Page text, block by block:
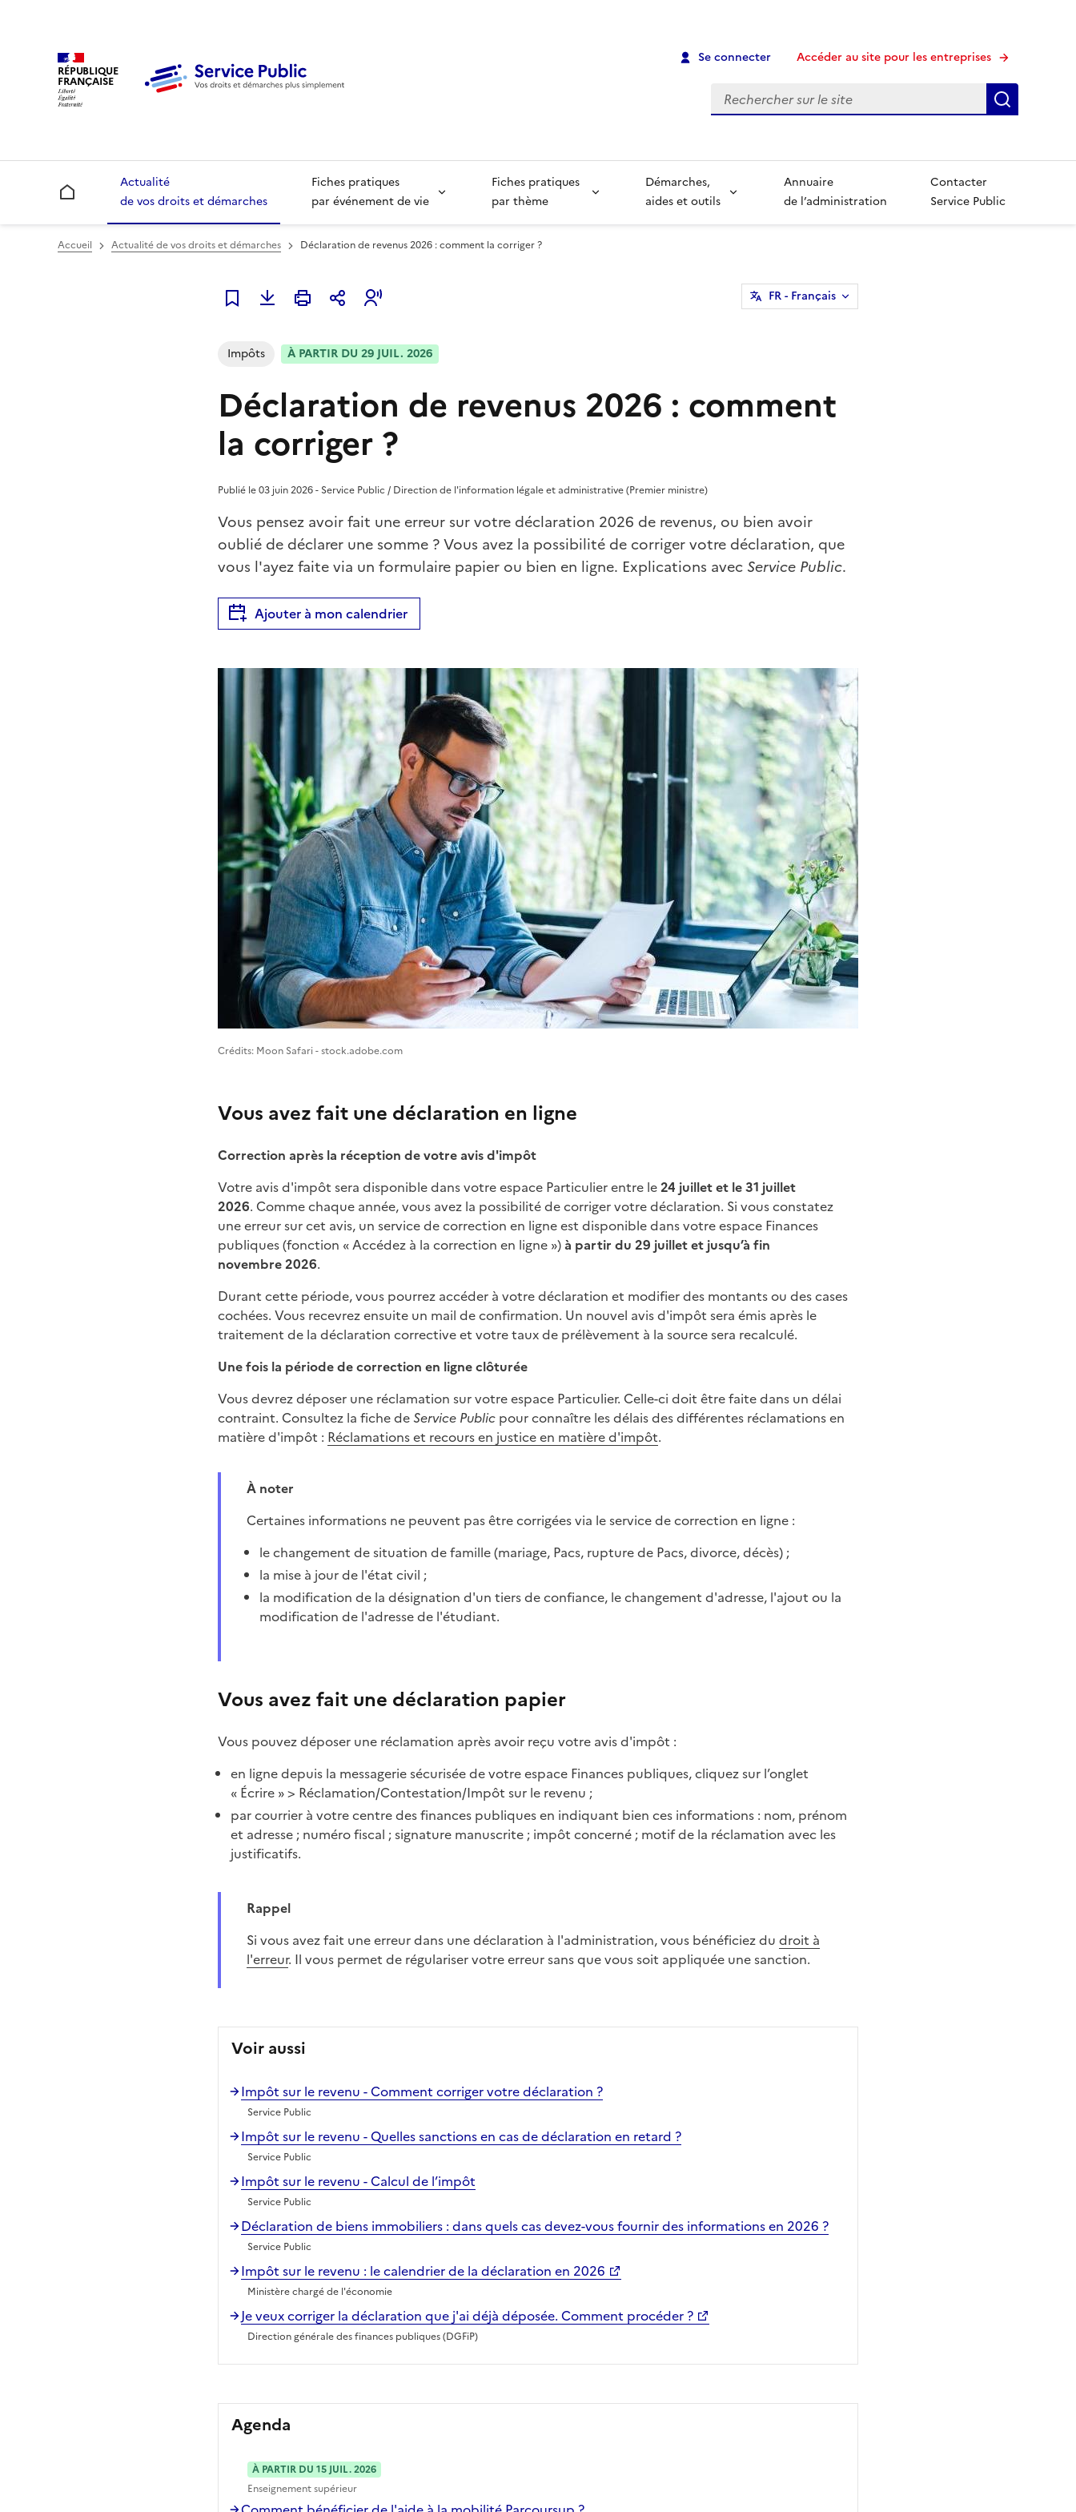
RÉPUBLIQUE
FRANÇAISE
Se connecter Accéder au site pour les entreprises
Recherche
Accueil
Actualité
de vos droits et démarches
Fiches pratiques
par événement de vie
Fiches pratiques
par thème
Démarches,
aides et outils
Annuaire
de l’administration
Contacter
Service Public
Accueil Actualité de vos droits et démarches Déclaration de revenus 2026 : comment la corriger ?
Ajouter à mes alertes
FR- Français
Impôts À PARTIR DU 29 JUIL. 2026
Déclaration de revenus 2026 : comment
la corriger ?
Publié le 03 juin 2026 - Service Public / Direction de l'information légale et administrative (Premier ministre)
Vous pensez avoir fait une erreur sur votre déclaration 2026 de revenus, ou bien avoir
oublié de déclarer une somme ? Vous avez la possibilité de corriger votre déclaration, que
vous l'ayez faite via un formulaire papier ou bien en ligne. Explications avec Service Public.
Ajouter à mon calendrier
Image 1
Crédits: Moon Safari - stock.adobe.com
Vous avez fait une déclaration en ligne
Correction après la réception de votre avis d'impôt
Votre avis d'impôt sera disponible dans votre espace Particulier entre le24 juillet et le 31 juillet
2026. Comme chaque année, vous avez la possibilité de corriger votre déclaration. Si vous constatez
une erreur sur cet avis, un service de correction en ligne est disponible dans votre espace Finances
publiques (fonction « Accédez à la correction en ligne »)à partir du 29 juillet et jusqu’à fin
novembre 2026.
Durant cette période, vous pourrez accéder à votre déclaration et modifier des montants ou des cases
cochées. Vous recevrez ensuite un mail de confirmation. Un nouvel avis d'impôt sera émis après le
traitement de la déclaration corrective et votre taux de prélèvement à la source sera recalculé.
Une fois la période de correction en ligne clôturée
Vous devrez déposer une réclamation sur votre espace Particulier. Celle-ci doit être faite dans un délai
contraint. Consultez la fiche de Service Public pour connaître les délais des différentes réclamations en
matière d'impôt : Réclamations et recours en justice en matière d'impôt.
À noter
Certaines informations ne peuvent pas être corrigées via le service de correction en ligne :
le changement de situation de famille (mariage, Pacs, rupture de Pacs, divorce, décès) ;
la mise à jour de l'état civil ;
la modification de la désignation d'un tiers de confiance, le changement d'adresse, l'ajout ou la
modification de l'adresse de l'étudiant.
Vous avez fait une déclaration papier
Vous pouvez déposer une réclamation après avoir reçu votre avis d'impôt :
en ligne depuis la messagerie sécurisée de votre espace Finances publiques, cliquez sur l’onglet
« Écrire » > Réclamation/Contestation/Impôt sur le revenu ;
par courrier à votre centre des finances publiques en indiquant bien ces informations : nom, prénom
et adresse ; numéro fiscal ; signature manuscrite ; impôt concerné ; motif de la réclamation avec les
justificatifs.
Rappel
Si vous avez fait une erreur dans une déclaration à l'administration, vous bénéficiez du droit à
l'erreur. Il vous permet de régulariser votre erreur sans que vous soit appliquée une sanction.
Voir aussi
Impôt sur le revenu - Comment corriger votre déclaration ?
Service Public
Impôt sur le revenu - Quelles sanctions en cas de déclaration en retard ?
Service Public
Impôt sur le revenu - Calcul de l’impôt
Service Public
Déclaration de biens immobiliers : dans quels cas devez-vous fournir des informations en 2026 ?
Service Public
Impôt sur le revenu : le calendrier de la déclaration en 2026
Ministère chargé de l'économie
Je veux corriger la déclaration que j'ai déjà déposée. Comment procéder ?
Direction générale des finances publiques (DGFiP)
Agenda
À PARTIR DU 15 JUIL. 2026
Enseignement supérieur